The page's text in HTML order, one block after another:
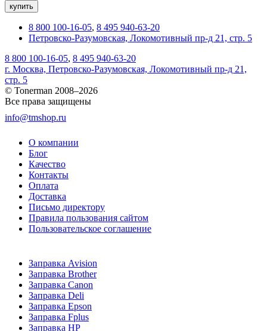
купить
8 800 100-16-05, 8 495 940-63-20
Петровско-Разумовская, Локомотивный пр-д 21, стр. 5
8 800 100-16-05, 8 495 940-63-20
г. Москва, Петровско-Разумовская, Локомотивный пр-д 21,
стр. 5
© Tonerman 2008–2026
Все права защищены
info@tmshop.ru
О компании
Блог
Качество
Контакты
Оплата
Доставка
Письмо директору
Правила пользования сайтом
Пользовательское соглашение
Заправка Avision
Заправка Brother
Заправка Canon
Заправка Deli
Заправка Epson
Заправка Fplus
Заправка HP